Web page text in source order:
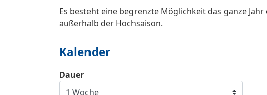
Es besteht eine begrenzte Möglichkeit das ganze
außerhalb der Hochsaison.
Kalender
Dauer